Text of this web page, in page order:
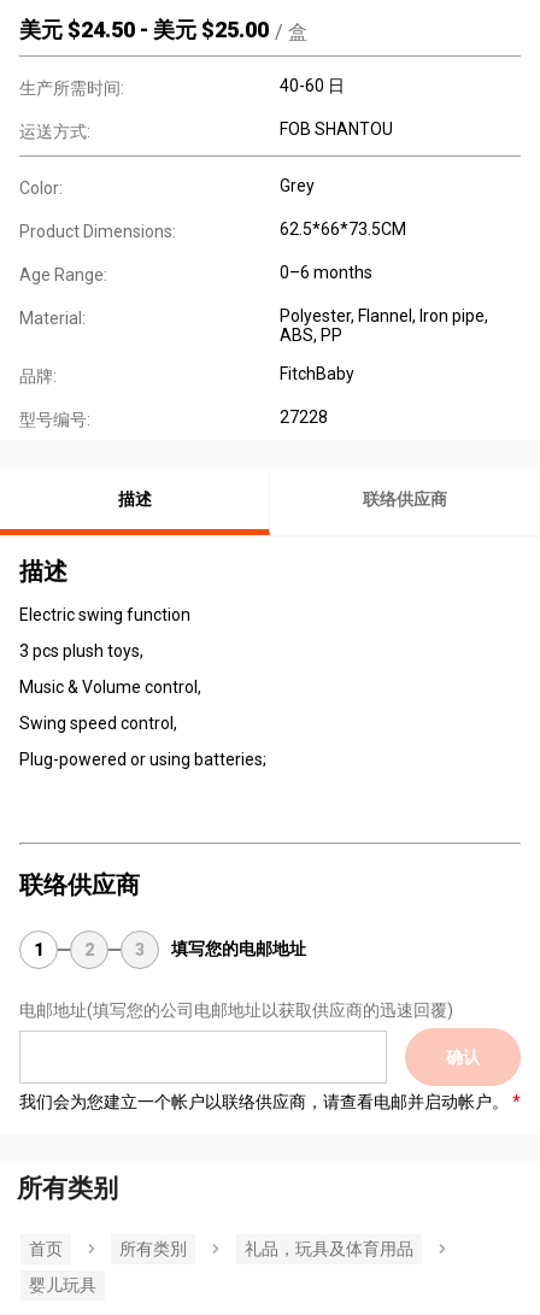
美元 $24.50 - 美元 $25.00 / 盒
生产所需时间: 40-60 日
运送方式: FOB SHANTOU
Color: Grey
Product Dimensions: 62.5*66*73.5CM
Age Range: 0–6 months
Material:
Polyester, Flannel, Iron pipe,
ABS, PP
品牌: FitchBaby
型号编号: 27228
描述 联络供应商
描述
Electric swing function
3 pcs plush toys,
Music & Volume control,
Swing speed control,
Plug-powered or using batteries;
联络供应商
1 2 3 填写您的电邮地址
电邮地址(填写您的公司电邮地址以获取供应商的迅速回覆)
确认
我们会为您建立一个帐户以联络供应商，请查看电邮并启动帐户。
所有类别
首页 所有类別
礼品，玩具及体育用品
婴儿玩具